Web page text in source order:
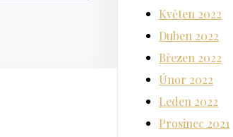
Květen 2022
Duben 2022
Březen 2022
Únor 2022
Leden 2022
Prosinec 2021